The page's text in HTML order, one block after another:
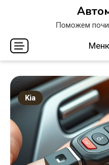
Поможем
Kia